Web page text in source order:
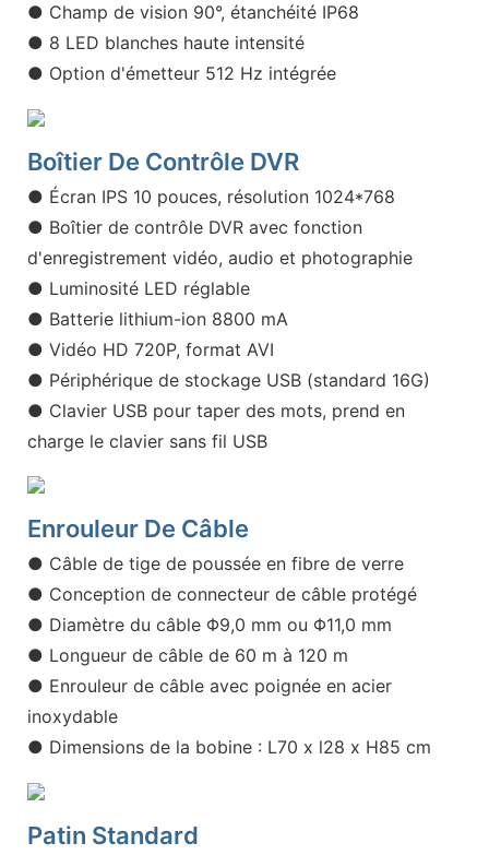
● Champ de vision 90°, étanchéité IP68
● 8 LED blanches haute intensité
● Option d'émetteur 512 Hz intégrée
Boîtier De Contrôle DVR
● Écran IPS 10 pouces, résolution 1024*768
● Boîtier de contrôle DVR avec fonction
d'enregistrement vidéo, audio et photographie
● Luminosité LED réglable
● Batterie lithium-ion 8800 mA
● Vidéo HD 720P, format AVI
● Périphérique de stockage USB (standard 16G)
● Clavier USB pour taper des mots, prend en
charge le clavier sans fil USB
Enrouleur De Câble
● Câble de tige de poussée en fibre de verre
● Conception de connecteur de câble protégé
● Diamètre du câble Φ9,0 mm ou Φ11,0 mm
● Longueur de câble de 60 m à 120 m
● Enrouleur de câble avec poignée en acier
inoxydable
● Dimensions de la bobine : L70 x l28 x H85 cm
Patin Standard